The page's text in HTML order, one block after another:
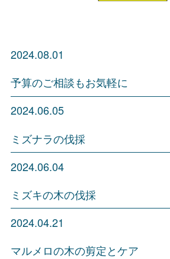
2024.08.01
予算のご相談もお気軽に
2024.06.05
ミズナラの伐採
2024.06.04
ミズキの木の伐採
2024.04.21
マルメロの木の剪定とケア